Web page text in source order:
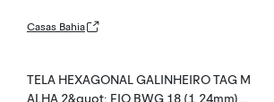
Casas Bahia
TELA HEXAGONAL GALINHEIRO TAG M
ALHA 2&quot; FIO BWG 18 (1,24mm) R